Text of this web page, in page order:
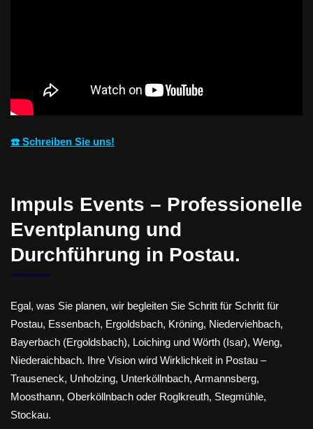
☎️ Schreiben Sie uns!
Impuls Events – Professionelle
Eventplanung und
Durchführung in Postau.
Egal, was Sie planen, wir begleiten Sie Schritt für Schritt für
Postau, Essenbach, Ergoldsbach, Kröning, Niederviehbach,
Bayerbach (Ergoldsbach), Loiching und Wörth (Isar), Weng,
Niederaichbach. Ihre Vision wird Wirklichkeit in Postau –
Trauseneck, Unholzing, Unterköllnbach, Armannsberg,
Moosthann, Oberköllnbach oder Roglkreuth, Stegmühle,
Stockau.